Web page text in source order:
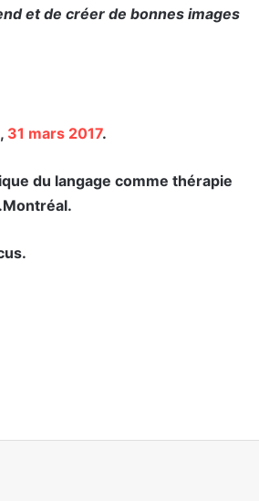
et de créer de bonnes images
31 mars 2017.
du langage comme thérapie